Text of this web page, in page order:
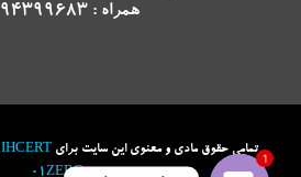
همراه : 09394399683
تمامی حقوق مادی و معنوی این سایت برای IHCERT
01ZERO
1